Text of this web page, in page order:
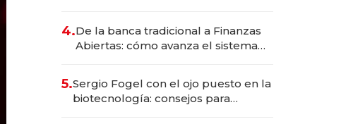
4.De la banca tradicional a Finanzas
Abiertas: cómo avanza el sistema
5.Sergio Fogel con el ojo puesto en la
biotecnología: consejos para